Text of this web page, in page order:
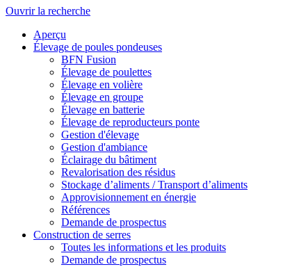
Ouvrir la recherche
Aperçu
Élevage de poules pondeuses
BFN Fusion
Élevage de poulettes
Élevage en volière
Élevage en groupe
Élevage en batterie
Élevage de reproducteurs ponte
Gestion d'élevage
Gestion d'ambiance
Éclairage du bâtiment
Revalorisation des résidus
Stockage d’aliments / Transport d’aliments
Approvisionnement en énergie
Références
Demande de prospectus
Construction de serres
Toutes les informations et les produits
Demande de prospectus